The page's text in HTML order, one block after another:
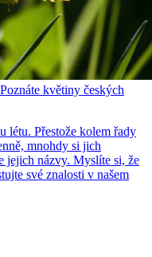
květiny českých
létu. Přestože kolem řady
mnohdy si jich
jejich názvy. Myslíte si, že
své znalosti v našem